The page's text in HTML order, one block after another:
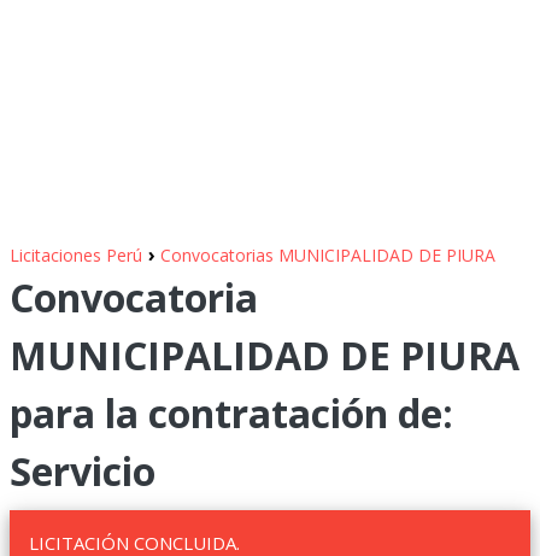
Licitaciones Perú › Convocatorias MUNICIPALIDAD DE PIURA
Convocatoria
MUNICIPALIDAD DE PIURA
para la contratación de:
Servicio
LICITACIÓN CONCLUIDA.